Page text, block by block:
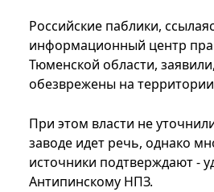
Российские паблики,
информационный центр
Тюменской области,
обезврежены на
При этом власти не
заводе идет речь, однако
источники подтверждают -
Антипинскому НПЗ.